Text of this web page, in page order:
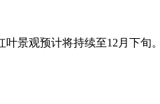
景观预计将持续至12月下旬。